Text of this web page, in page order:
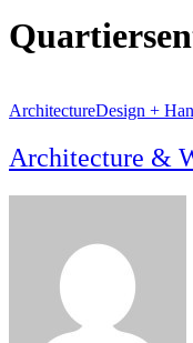
ArchitectureDesign +
Architecture &